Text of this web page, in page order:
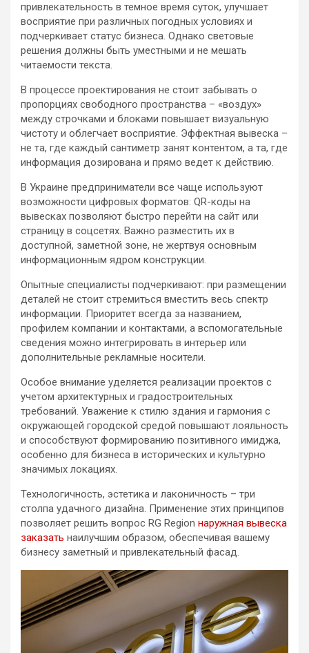
привлекательность в темное время суток, улучшает
восприятие при различных погодных условиях и
подчеркивает статус бизнеса. Однако световые
решения должны быть уместными и не мешать
читаемости текста.
В процессе проектирования не стоит забывать о
пропорциях свободного пространства – «воздух»
между строчками и блоками повышает визуальную
чистоту и облегчает восприятие. Эффектная вывеска –
не та, где каждый сантиметр занят контентом, а та, где
информация дозирована и прямо ведет к действию.
В Украине предприниматели все чаще используют
возможности цифровых форматов: QR-коды на
вывесках позволяют быстро перейти на сайт или
страницу в соцсетях. Важно разместить их в
доступной, заметной зоне, не жертвуя основным
информационным ядром конструкции.
Опытные специалисты подчеркивают: при размещении
деталей не стоит стремиться вместить весь спектр
информации. Приоритет всегда за названием,
профилем компании и контактами, а вспомогательные
сведения можно интегрировать в интерьер или
дополнительные рекламные носители.
Особое внимание уделяется реализации проектов с
учетом архитектурных и градостроительных
требований. Уважение к стилю здания и гармония с
окружающей городской средой повышают лояльность
и способствуют формированию позитивного имиджа,
особенно для бизнеса в исторических и культурно
значимых локациях.
Технологичность, эстетика и лаконичность – три
столпа удачного дизайна. Применение этих принципов
позволяет решить вопрос RG Region наружная вывеска
заказать наилучшим образом, обеспечивая вашему
бизнесу заметный и привлекательный фасад.